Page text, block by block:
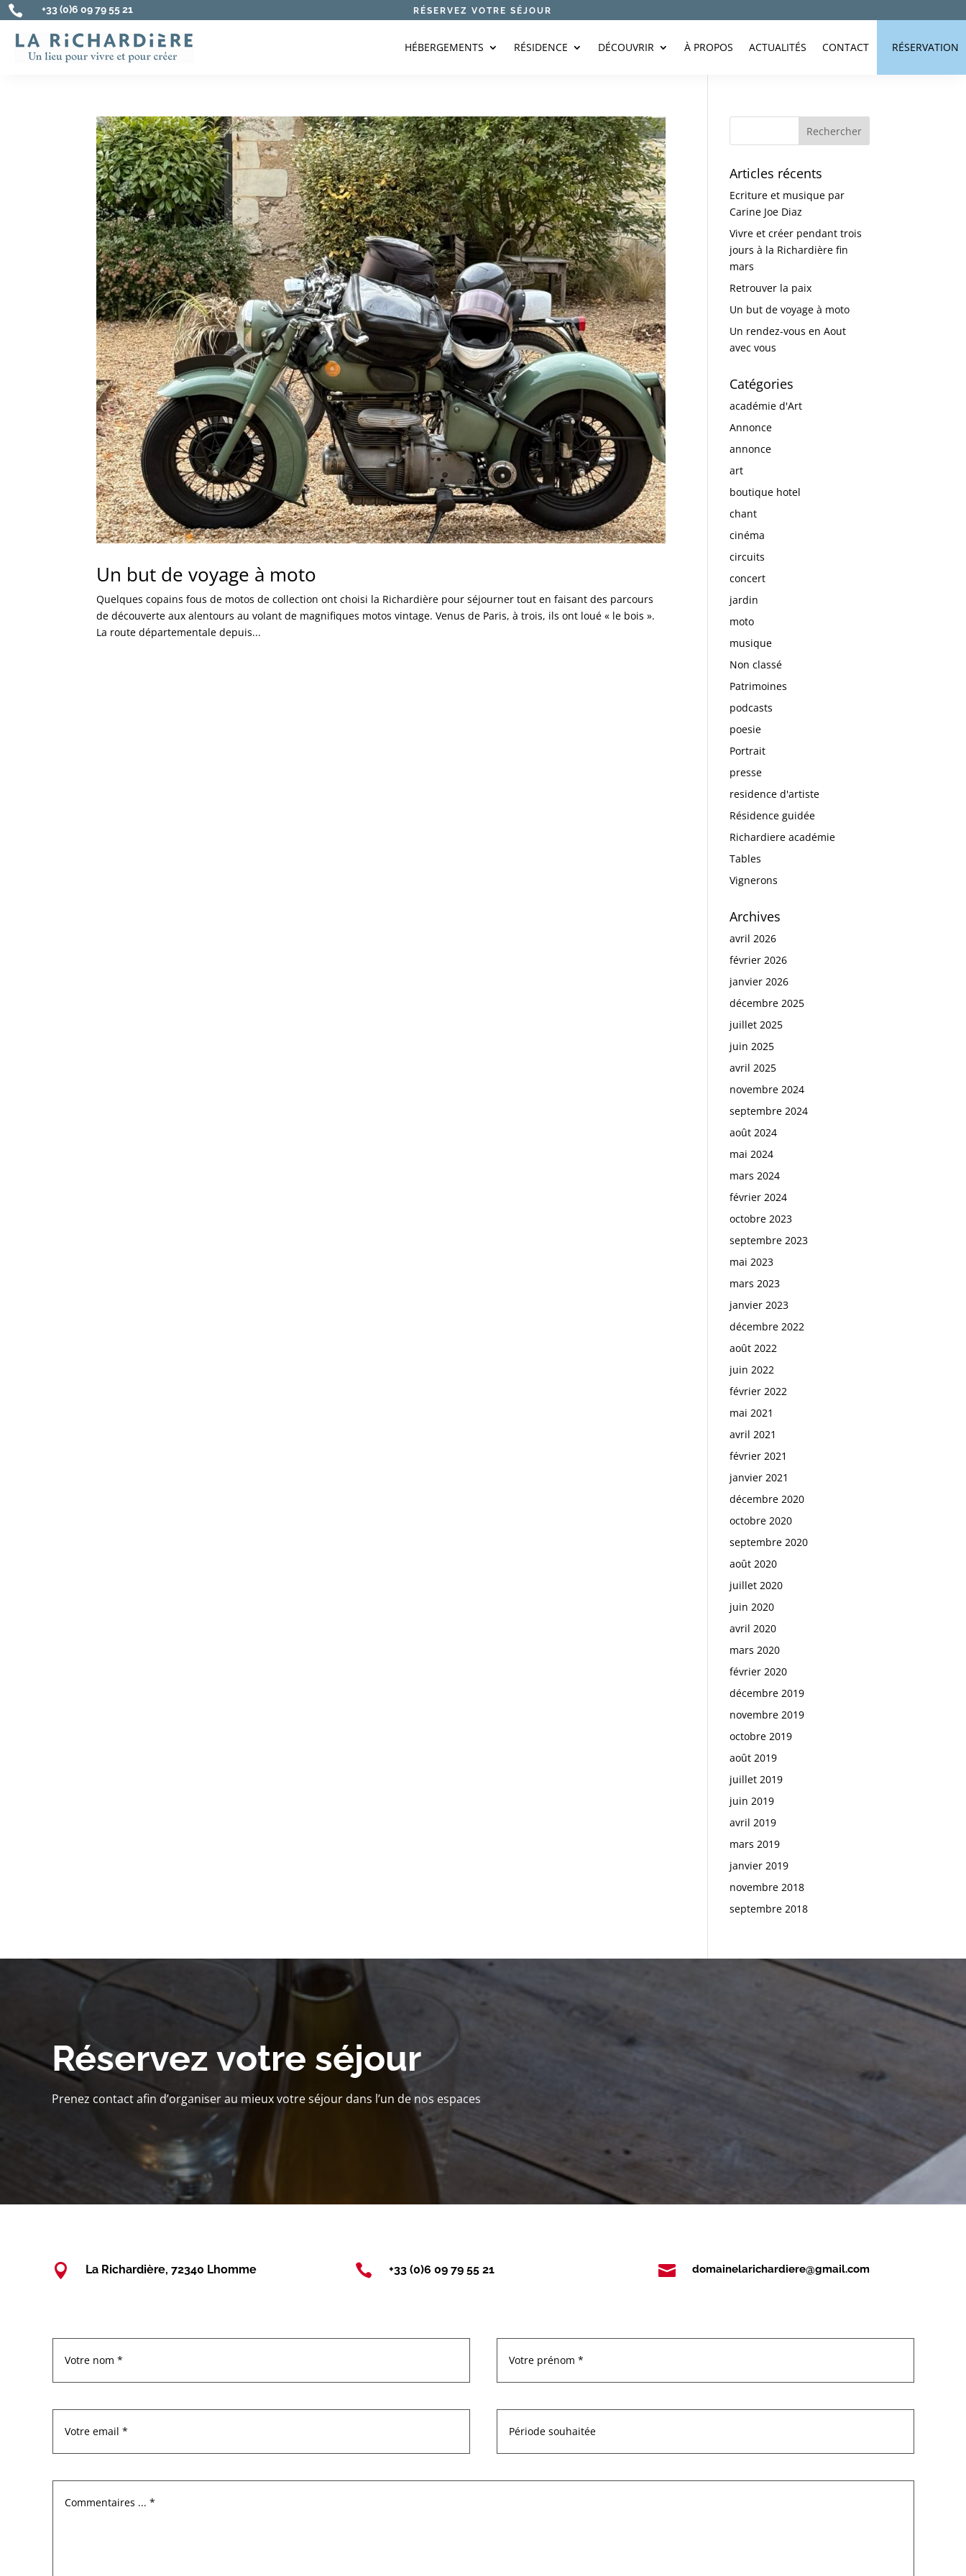
 +33 (0)6 09 79 55 21 RÉSERVEZ VOTRE SÉJOUR
HÉBERGEMENTS RÉSIDENCE DÉCOUVRIR À PROPOS ACTUALITÉS CONTACT RÉSERVATION
Un but de voyage à moto
Quelques copains fous de motos de collection ont choisi la Richardière pour séjourner tout en faisant des parcours
de découverte aux alentours au volant de magnifiques motos vintage. Venus de Paris, à trois, ils ont loué « le bois ».
La route départementale depuis...
Articles récents
Ecriture et musique par
Carine Joe Diaz
Vivre et créer pendant trois
jours à la Richardière fin
mars
Retrouver la paix
Un but de voyage à moto
Un rendez-vous en Aout
avec vous
Catégories
académie d'Art
Annonce
annonce
art
boutique hotel
chant
cinéma
circuits
concert
jardin
moto
musique
Non classé
Patrimoines
podcasts
poesie
Portrait
presse
residence d'artiste
Résidence guidée
Richardiere académie
Tables
Vignerons
Archives
avril 2026
février 2026
janvier 2026
décembre 2025
juillet 2025
juin 2025
avril 2025
novembre 2024
septembre 2024
août 2024
mai 2024
mars 2024
février 2024
octobre 2023
septembre 2023
mai 2023
mars 2023
janvier 2023
décembre 2022
août 2022
juin 2022
février 2022
mai 2021
avril 2021
février 2021
janvier 2021
décembre 2020
octobre 2020
septembre 2020
août 2020
juillet 2020
juin 2020
avril 2020
mars 2020
février 2020
décembre 2019
novembre 2019
octobre 2019
août 2019
juillet 2019
juin 2019
avril 2019
mars 2019
janvier 2019
novembre 2018
septembre 2018
Réservez votre séjour
Prenez contact afin d’organiser au mieux votre séjour dans l’un de nos espaces
 La Richardière, 72340 Lhomme  +33 (0)6 09 79 55 21  domainelarichardiere@gmail.com